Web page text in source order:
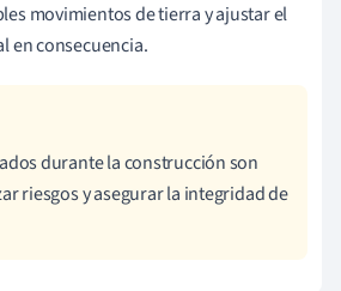
movimientos de tierra y ajustar el
en consecuencia.
durante la construcción son
riesgos y asegurar la integridad de